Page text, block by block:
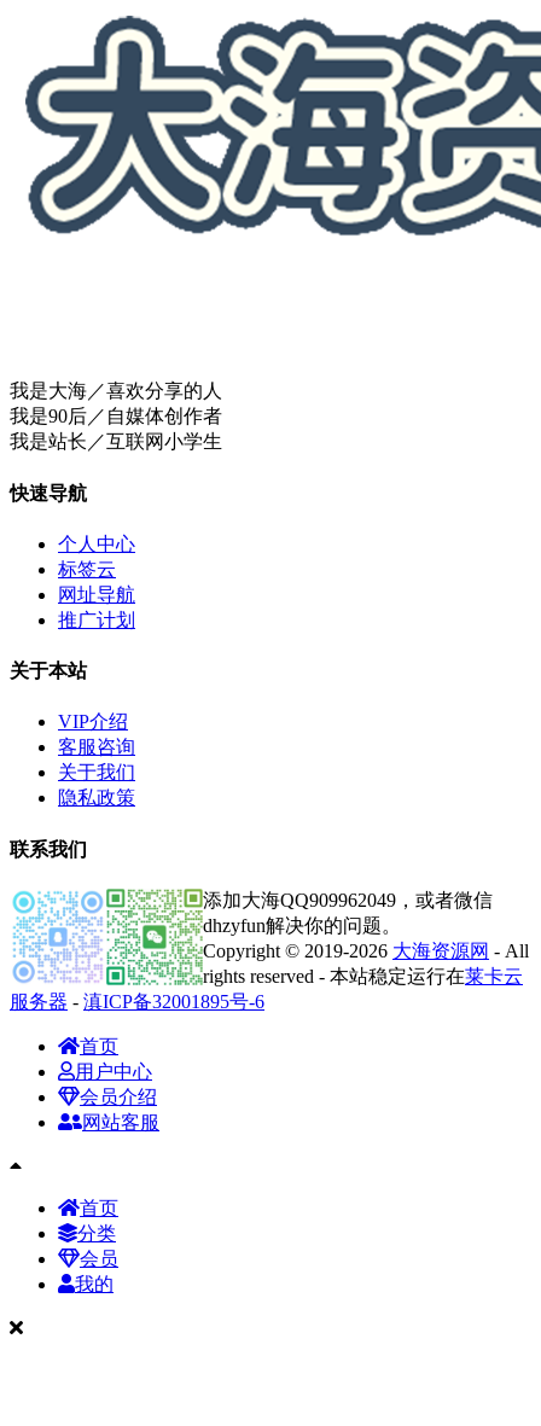
我是大海／喜欢分享的人
我是90后／自媒体创作者
我是站长／互联网小学生
快速导航
个人中心
标签云
网址导航
推广计划
关于本站
VIP介绍
客服咨询
关于我们
隐私政策
联系我们
添加大海QQ909962049，或者微信
dhzyfun解决你的问题。
Copyright © 2019-2026 大海资源网 - All
rights reserved - 本站稳定运行在莱卡云
服务器 - 滇ICP备32001895号-6
首页
用户中心
会员介绍
网站客服
首页
分类
会员
我的